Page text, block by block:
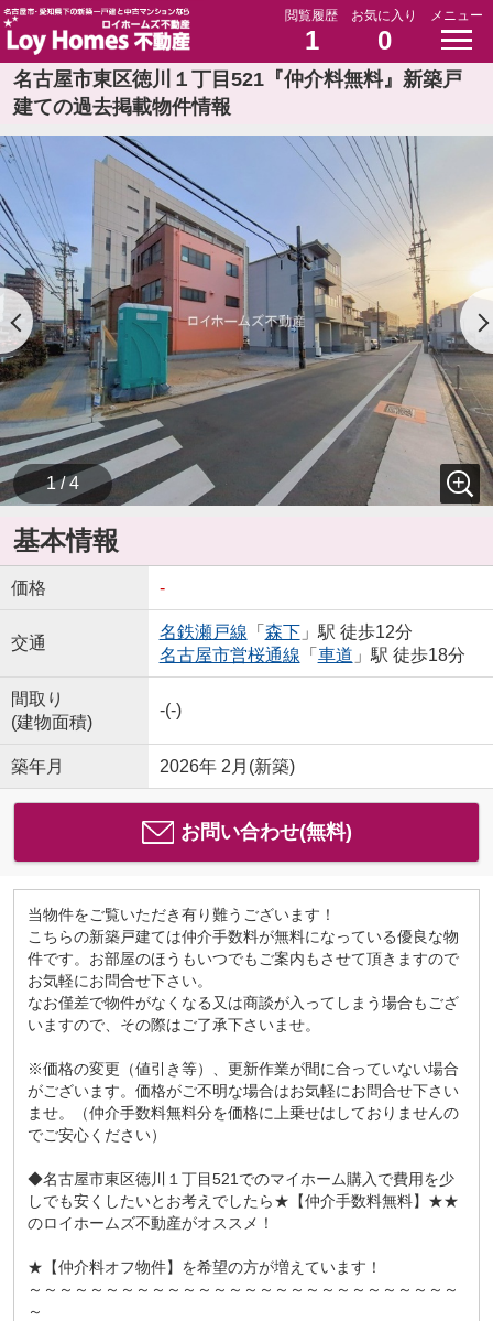
閲覧履歴
1
お気に入り
0
メニュー
名古屋市東区徳川１丁目521『仲介料無料』新築戸
建ての過去掲載物件情報
1 / 4
基本情報
価格 -
交通
名鉄瀬戸線 「 森下」駅 徒歩12分
名古屋市営桜通線 「 車道 」駅 徒歩18分
間取り
(建物面積)
-(-)
築年月 2026年 2月(新築)
お問い合わせ(無料)
当物件をご覧いただき有り難うございます！
こちらの新築戸建ては仲介手数料が無料になっている優良な物
件です。お部屋のほうもいつでもご案内もさせて頂きますので
お気軽にお問合せ下さい。
なお僅差で物件がなくなる又は商談が入ってしまう場合もござ
いますので、その際はご了承下さいませ。
※価格の変更（値引き等）、更新作業が間に合っていない場合
がございます。価格がご不明な場合はお気軽にお問合せ下さい
ませ。（仲介手数料無料分を価格に上乗せはしておりませんの
でご安心ください）
◆名古屋市東区徳川１丁目521でのマイホーム購入で費用を少
しでも安くしたいとお考えでしたら★【仲介手数料無料】★★
のロイホームズ不動産がオススメ！
★【仲介料オフ物件】を希望の方が増えています！
～～～～～～～～～～～～～～～～～～～～～～～～～～～～
～